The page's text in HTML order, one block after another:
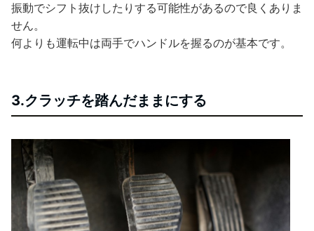
振動でシフト抜けしたりする可能性があるので良くありま
せん。
何よりも運転中は両手でハンドルを握るのが基本です。
3.クラッチを踏んだままにする